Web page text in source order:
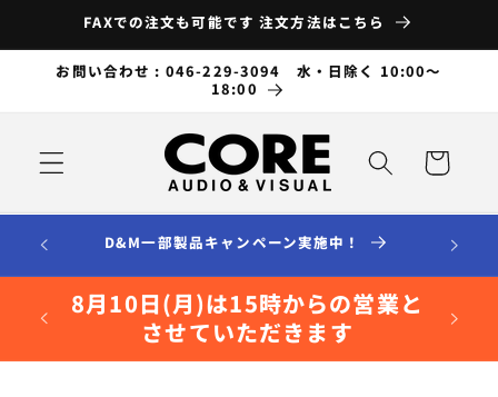
ンツに
進む
FAXでの注文も可能です 注文方法はこちら
お問い合わせ : 046-229-3094 水・日除く 10:00～
18:00
ー
D&M一部製品キャンペーン実施中！
8月10日(月)は15時からの営業と
させていただきます